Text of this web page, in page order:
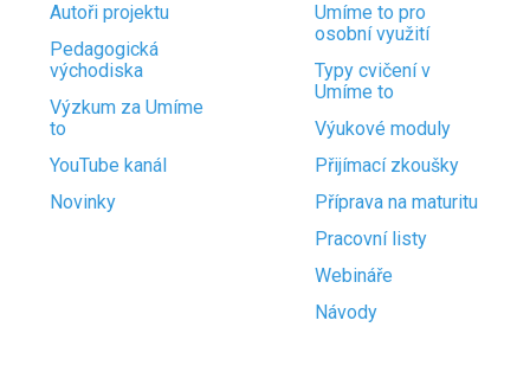
Autoři projektu
Pedagogická
východiska
Výzkum za Umíme
to
YouTube kanál
Novinky
Umíme to pro
osobní využití
Typy cvičení v
Umíme to
Výukové moduly
Přijímací zkoušky
Příprava na maturitu
Pracovní listy
Webináře
Návody